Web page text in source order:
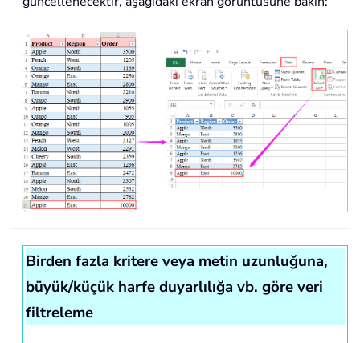
Birden fazla kritere veya metin uzunluğuna,
büyük/küçük harfe duyarlılığa vb. göre veri
filtreleme